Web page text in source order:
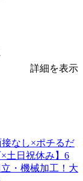
詳細を表示